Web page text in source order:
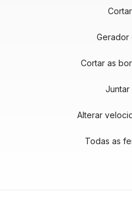
Gerador
Cortar as
Alterar
Todas as